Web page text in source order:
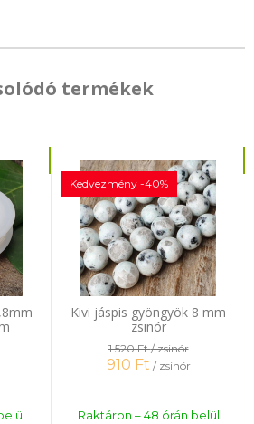
termékek
Kivi jáspis gyöngyök 8 mm
zsinór
Kedvezmény -40%
1 520 Ft/ zsinór
910 Ft / zsinór
Raktáron – 48 órán belül